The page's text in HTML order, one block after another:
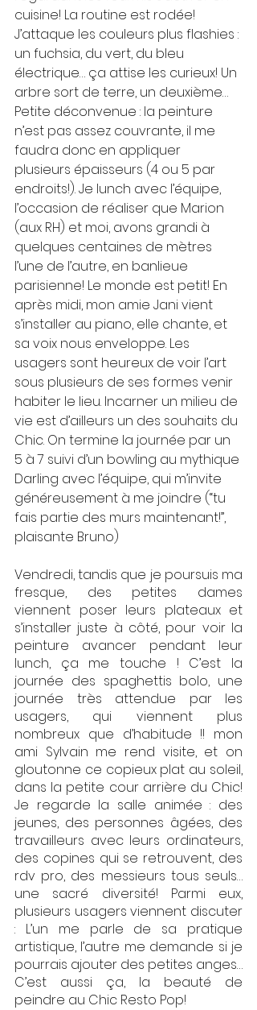
cuisine! La routine est rodée!
J’attaque les couleurs plus flashies :
un fuchsia, du vert, du bleu
électrique… ça attise les curieux! Un
arbre sort de terre, un deuxième…
Petite déconvenue : la peinture
n’est pas assez couvrante, il me
faudra donc en appliquer
plusieurs épaisseurs (4 ou 5 par
endroits!). Je lunch avec l’équipe,
l’occasion de réaliser que Marion
(aux RH) et moi, avons grandi à
quelques centaines de mètres
l’une de l’autre, en banlieue
parisienne! Le monde est petit! En
après midi, mon amie Jani vient
s’installer au piano, elle chante, et
sa voix nous enveloppe. Les
usagers sont heureux de voir l’art
sous plusieurs de ses formes venir
habiter le lieu. Incarner un milieu de
vie est d’ailleurs un des souhaits du
Chic. On termine la journée par un
5 à 7 suivi d’un bowling au mythique
Darling avec l’équipe, qui m’invite
généreusement à me joindre (“tu
fais partie des murs maintenant!”,
plaisante Bruno)
Vendredi, tandis que je poursuis ma
fresque, des petites dames
viennent poser leurs plateaux et
s’installer juste à côté, pour voir la
peinture avancer pendant leur
lunch, ça me touche ! C’est la
journée des spaghettis bolo, une
journée très attendue par les
usagers, qui viennent plus
nombreux que d’habitude !! mon
ami Sylvain me rend visite, et on
gloutonne ce copieux plat au soleil,
dans la petite cour arrière du Chic!
Je regarde la salle animée : des
jeunes, des personnes âgées, des
travailleurs avec leurs ordinateurs,
des copines qui se retrouvent, des
rdv pro, des messieurs tous seuls…
une sacré diversité! Parmi eux,
plusieurs usagers viennent discuter
: L’un me parle de sa pratique
artistique, l’autre me demande si je
pourrais ajouter des petites anges…
C’est aussi ça, la beauté de
peindre au Chic Resto Pop!